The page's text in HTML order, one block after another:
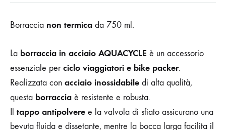
Borraccia non termica da 750 ml.
La borraccia in acciaio AQUACYCLE è un accessorio
essenziale perciclo viaggiatori e bike packer.
Realizzata con acciaio inossidabile di alta qualità,
questa borraccia è resistente e robusta.
Il tappo antipolvere e la valvola di sfiato assicurano una
bevuta fluida e dissetante, mentre la bocca larga facilita il